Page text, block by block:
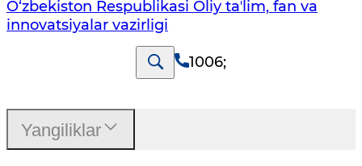
O‘zbekiston Respublikasi Oliy taʼlim, fan va
innovatsiyalar vazirligi
1006;
Yangiliklar